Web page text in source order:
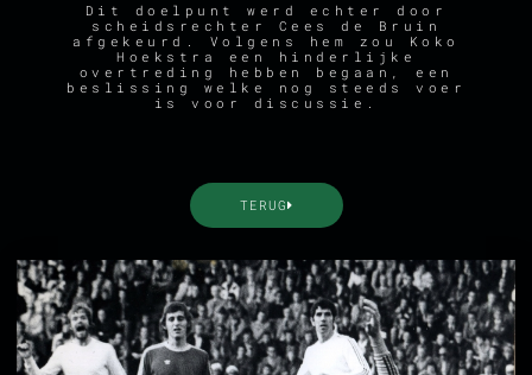
Dit doelpunt werd echter door
scheidsrechter Cees de Bruin
afgekeurd. Volgens hem zou Koko
Hoekstra een hinderlijke
overtreding hebben begaan, een
beslissing welke nog steeds voer
is voor discussie.
TERUG